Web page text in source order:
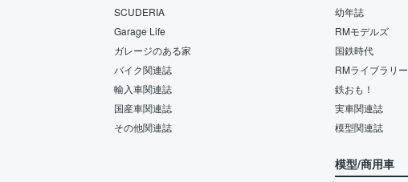
SCUDERIA
Garage Life
ガレージのある家
バイク関連誌
輸入車関連誌
国産車関連誌
その他関連誌
幼年誌
RMモデルズ
国鉄時代
RMライブラリー
鉄おも！
実車関連誌
模型関連誌
模型/商用車